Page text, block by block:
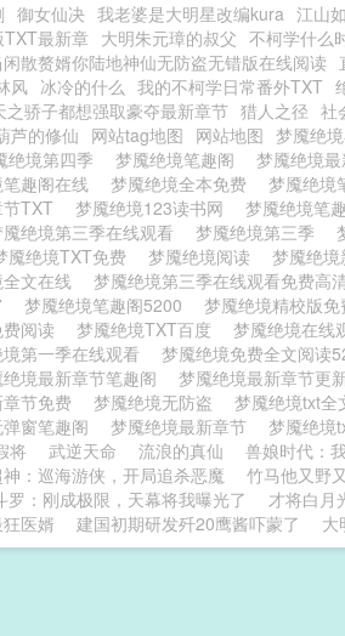
御女仙决 我老婆是大明星改编kura 江山
最新章 大明朱元璋的叔父 不柯学什么
散赘婿你陆地神仙无防盗无错版在线阅读
风 冰冷的什么 我的不柯学日常番外TXT
之骄子都想强取豪夺最新章节 猎人之径 社
芦的修仙 网站tag地图 网站地图 梦魇绝
绝境第四季 梦魇绝境笔趣阁 梦魇绝境
趣阁在线 梦魇绝境全本免费 梦魇绝境
TXT 梦魇绝境123读书网 梦魇绝境笔
绝境第三季在线观看 梦魇绝境第三季
魇绝境TXT免费 梦魇绝境阅读 梦魇绝境
文在线 梦魇绝境第三季在线观看免费高
梦魇绝境笔趣阁5200 梦魇绝境精校版免
阅读 梦魇绝境TXT百度 梦魇绝境在线
第一季在线观看 梦魇绝境免费全文阅读
境最新章节笔趣阁 梦魇绝境最新章节更
节免费 梦魇绝境无防盗 梦魇绝境txt全
窗笔趣阁 梦魇绝境最新章节 梦魇绝境
将 武逆天命 流浪的真仙 兽娘时代：
神：巡海游侠，开局追杀恶魔 竹马他又野
罗：刚成极限，天幕将我曝光了 才将白月
医婿 建国初期研发歼20鹰酱吓蒙了 大